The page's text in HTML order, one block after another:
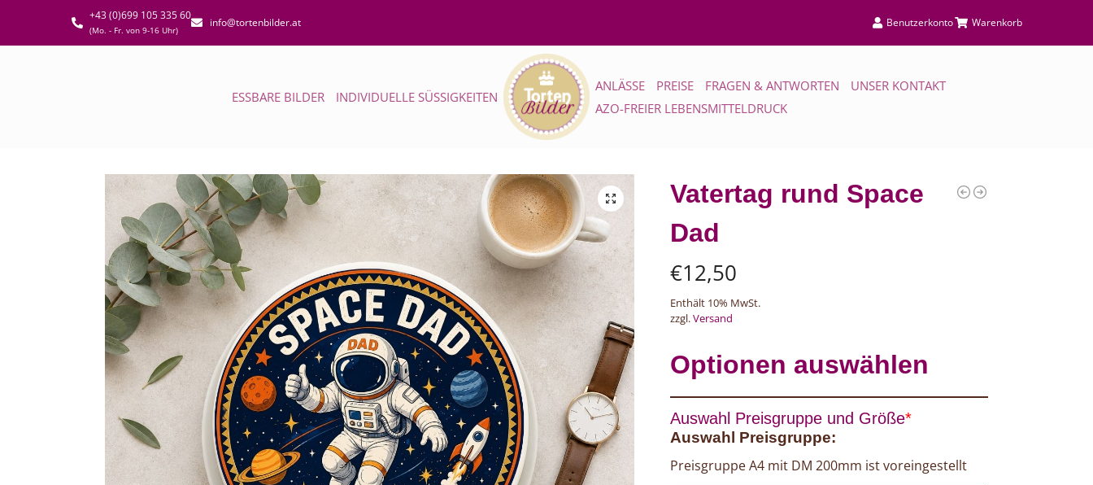
+43 (0)699 105 335 60
(Mo. - Fr. von 9-16 Uhr)
info@tortenbilder.at Benutzerkonto Warenkorb
ESSBARE BILDER INDIVIDUELLE SÜSSIGKEITEN
ANLÄSSE PREISE FRAGEN & ANTWORTEN
UNSER KONTAKT
AZO-FREIER LEBENSMITTELDRUCK
Vatertag rund Space
Dad
€12,50
Enthält 10% MwSt.
zzgl.Versand
Optionen auswählen
*
Auswahl Preisgruppe und Größe
Auswahl Preisgruppe:
Preisgruppe A4 mit DM 200mm ist voreingestellt